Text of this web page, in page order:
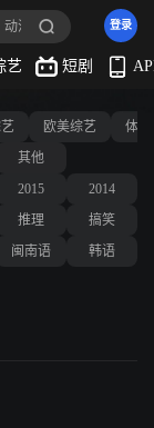
登录
艺 短剧
欧美综艺
体
其他
2015
2014
推理
搞笑
闽南语 韩语